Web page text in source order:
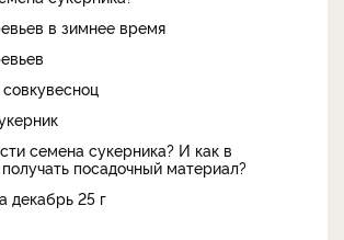
в зимнее время
семена сукерника? И как в
посадочный материал?
декабрь 25 г